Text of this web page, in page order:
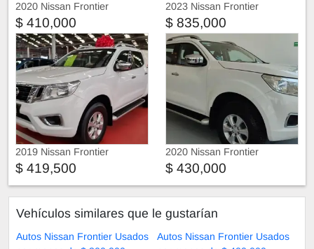
2020 Nissan Frontier
$ 410,000
2023 Nissan Frontier
$ 835,000
2019 Nissan Frontier
$ 419,500
2020 Nissan Frontier
$ 430,000
Vehículos similares que le gustarían
Autos Nissan Frontier Usados
Autos Nissan Frontier Usados